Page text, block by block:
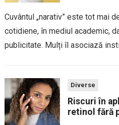
Cuvântul „narativ” este tot mai
cotidiene, în mediul academic,
publicitate. Mulți îl asociază
Diverse
Riscuri în
retinol fără